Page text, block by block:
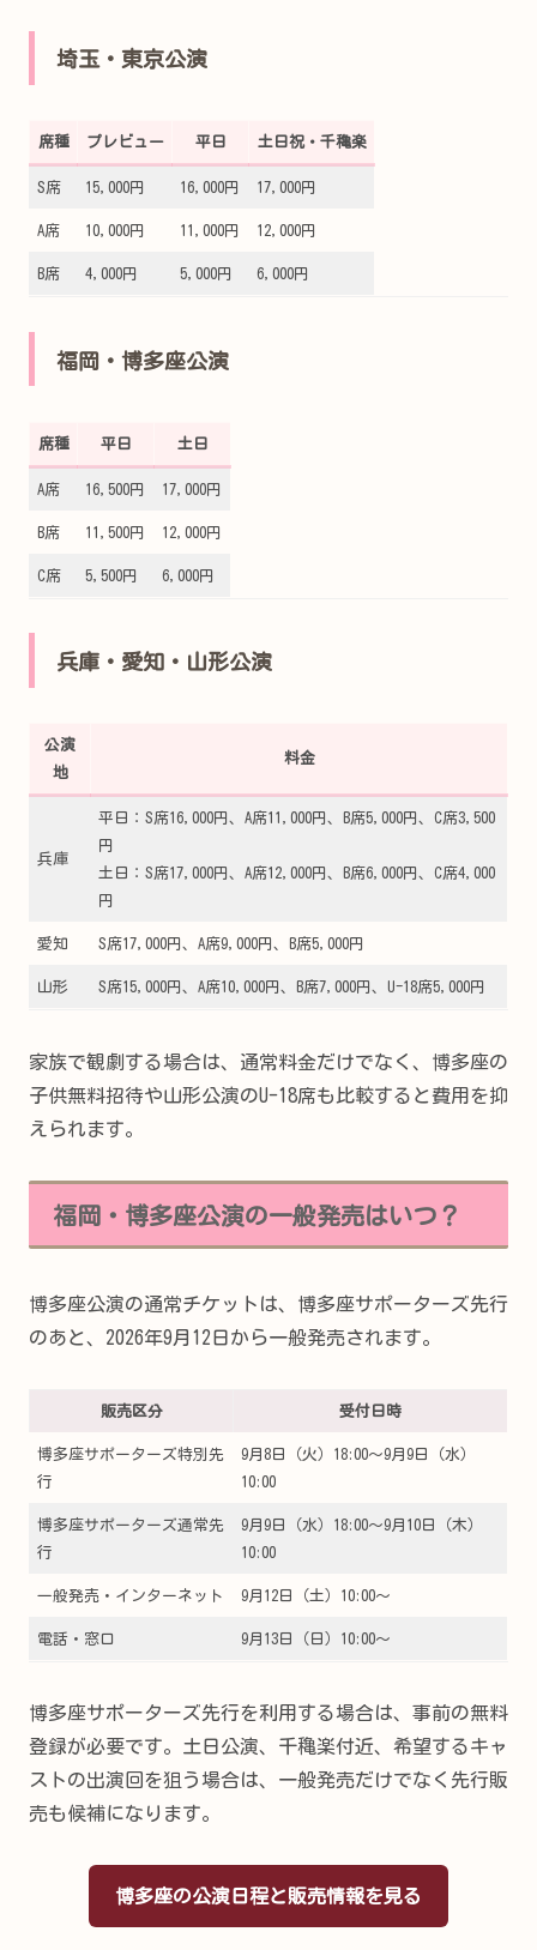
埼玉・東京公演
席種 プレビュー 平日 土日祝・千穐楽
S席 15,000円 16,000円 17,000円
A席 10,000円 11,000円 12,000円
B席 4,000円 5,000円 6,000円
福岡・博多座公演
席種 平日 土日
A席 16,500円 17,000円
B席 11,500円 12,000円
C席 5,500円 6,000円
兵庫・愛知・山形公演
公演
地
料金
兵庫
平日：S席16,000円、A席11,000円、B席5,000円、C席3,500
円
土日：S席17,000円、A席12,000円、B席6,000円、C席4,000
円
愛知 S席17,000円、A席9,000円、B席5,000円
山形 S席15,000円、A席10,000円、B席7,000円、U-18席5,000円
家族で観劇する場合は、通常料金だけでなく、博多座の
子供無料招待や山形公演のU-18席も比較すると費用を抑
えられます。
福岡・博多座公演の一般発売はいつ？
博多座公演の通常チケットは、博多座サポーターズ先行
のあと、2026年9月12日から一般発売されます。
販売区分 受付日時
博多座サポーターズ特別先
行
9月8日（火）18:00～9月9日（水）
10:00
博多座サポーターズ通常先
行
9月9日（水）18:00～9月10日（木）
10:00
一般発売・インターネット 9月12日（土）10:00～
電話・窓口 9月13日（日）10:00～
博多座サポーターズ先行を利用する場合は、事前の無料
登録が必要です。土日公演、千穐楽付近、希望するキャ
ストの出演回を狙う場合は、一般発売だけでなく先行販
売も候補になります。
博多座の公演日程と販売情報を見る